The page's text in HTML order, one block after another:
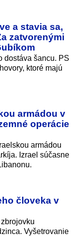
a stavia sa,
zatvorenými
dostáva šancu. PS
ktoré majú
armádou v
operácie
armádou
Izrael súčasne
človeka v
Vyšetrovanie